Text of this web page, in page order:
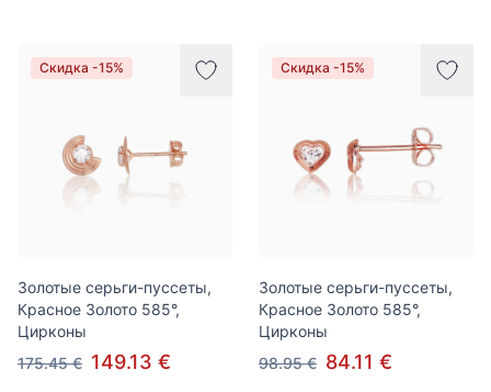
Скидка -15%
Золотые серьги-пуссеты,
Красное Золото 585°,
Цирконы
175.45 € 149.13 €
Скидка -15%
Золотые серьги-пуссеты,
Красное Золото 585°,
Цирконы
98.95 € 84.11 €